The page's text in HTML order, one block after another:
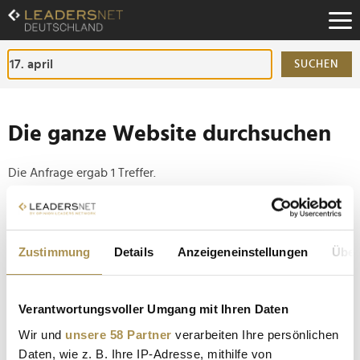
Zustimmung Details Anzeigeneinstellungen
Verantwortungsvoller Umgang mit Ihren Daten
Wir und unsere 58 Partner verarbeiten Ihre persönlichen
Daten, wie z. B. Ihre IP-Adresse, mithilfe von
Zum
Inhalt
Zur
Fußzeilen-
Navigation
SUCHEN
Die ganze Website durchsuchen
Die Anfrage ergab 1 Treffer.
Tipp
Seiten suchen, die genau diese Wortgruppe enthalten:
Was bisher geschah: Der 17. April